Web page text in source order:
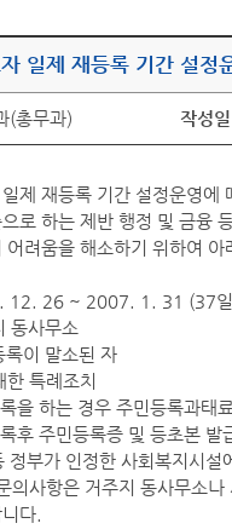
일제 재등록 기간 설정
(총무과) 작성일
제 재등록 기간 설정운영에
로 하는 제반 행정 및 금융
어려움을 해소하기 위하여
12. 26 ~ 2007. 1. 31 (37
동사무소
이 말소된 자
특례조치
을 하는 경우 주민등록과태
후 주민등록증 및 등초본 발
정부가 인정한 사회복지시설
의사항은 거주지 동사무소
다.